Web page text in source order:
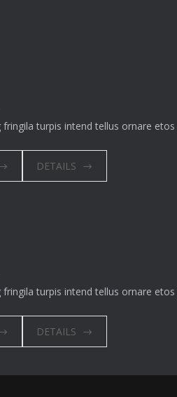
fringila turpis intend tellus ornare
DETAILS
fringila turpis intend tellus ornare
DETAILS